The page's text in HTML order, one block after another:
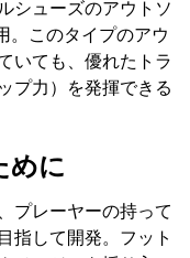
シューズのアウトソ
。このタイプのアウ
いても、優れたトラ
プ力）を発揮できる
めに
プレーヤーの持って
指して開発。フット